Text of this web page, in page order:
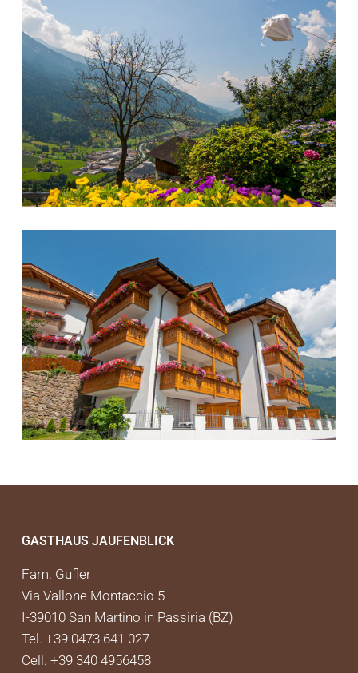
GASTHAUS JAUFENBLICK
Fam. Gufler
Via Vallone Montaccio 5
I-39010 San Martino in Passiria (BZ)
Tel. +39 0473 641 027
Cell. +39 340 4956458